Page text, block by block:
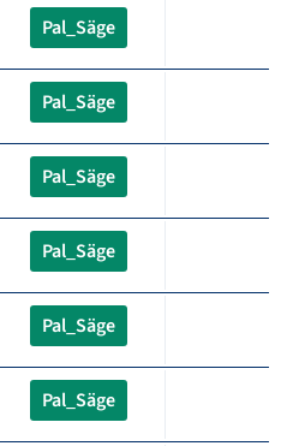
Pal_Säge
Pal_Säge
Pal_Säge
Pal_Säge
Pal_Säge
Pal_Säge